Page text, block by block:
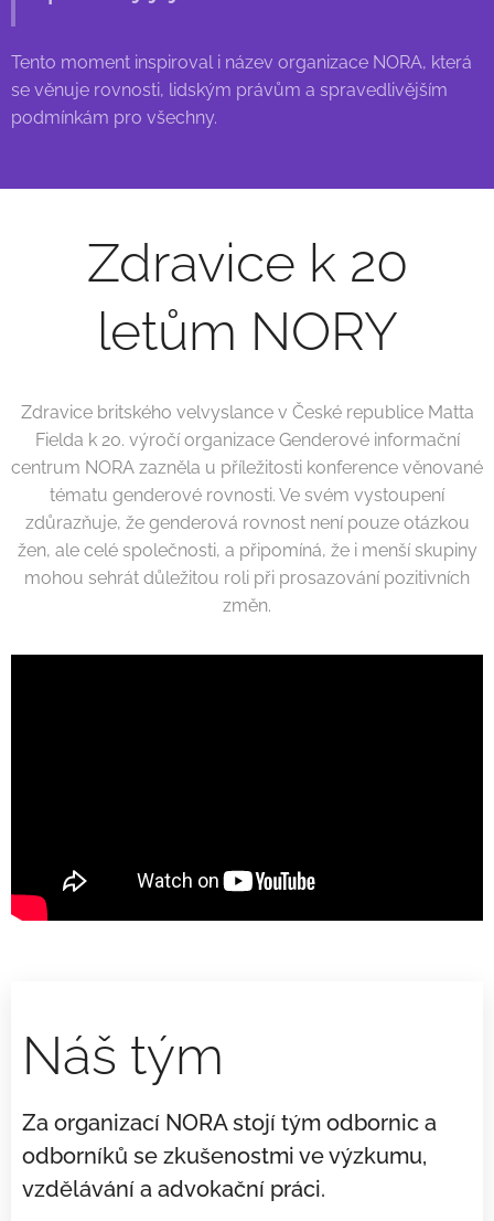
Tento moment inspiroval i název organizace NORA, která
se věnuje rovnosti, lidským právům a spravedlivějším
podmínkám pro všechny.
Zdravice k 20
letům NORY
Zdravice britského velvyslance v České republice Matta
Fielda k 20. výročí organizace Genderové informační
centrum NORA zazněla u příležitosti konference věnované
tématu genderové rovnosti. Ve svém vystoupení
zdůrazňuje, že genderová rovnost není pouze otázkou
žen, ale celé společnosti, a připomíná, že i menší skupiny
mohou sehrát důležitou roli při prosazování pozitivních
změn.
Náš tým
Za organizací NORA stojí tým odbornic a
odborníků se zkušenostmi ve výzkumu,
vzdělávání a advokační práci.